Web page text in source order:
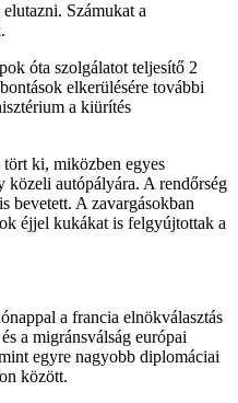
Számukat a
óta szolgálatot teljesítő 2
elkerülésére további
a kiürítés
ki, miközben egyes
autópályára. A rendőrség
bevetett. A zavargásokban
éjjel kukákat is felgyújtottak a
a francia elnökválasztás
a migránsválság európai
egyre nagyobb diplomáciai
között.